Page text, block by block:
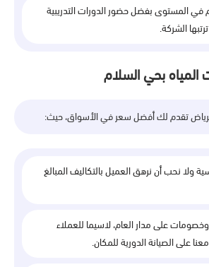
في المستوى بفضل حضور الدورات التدريبية
الشركة.
بحي السلام
تقدم لك أفضل سعر في الأسواق، حيث:
ولا نحب أن نرهق العميل بالتكاليف المبالغ
على مدار العام، لاسيما للعملاء
على الصيانة الدورية للمكان.